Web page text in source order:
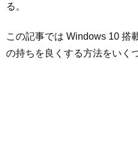
る。
この記事では Windows 10 搭
の持ちを良くする方法をいく